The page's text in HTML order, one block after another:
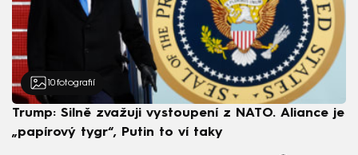
10 fotografií
Trump: Silně zvažuji vystoupení z NATO. Aliance je
„papírový tygr“, Putin to ví taky